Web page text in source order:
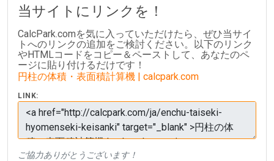
当サイトにリンクを！
CalcPark.comを気に入っていただけたら、ぜひ当サイ
トへのリンクの追加をご検討ください。以下のリンク
やHTMLコードをコピー＆ペーストして、あなたのペ
ージに貼り付けるだけです！
円柱の体積・表面積計算機 | calcpark.com
LINK:
ご協力ありがとうございます！